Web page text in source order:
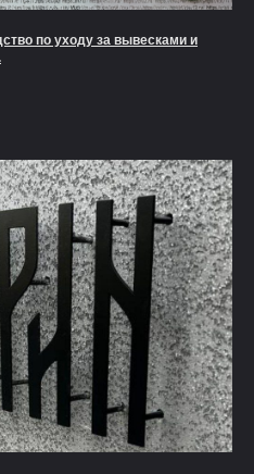
по уходу за вывесками и